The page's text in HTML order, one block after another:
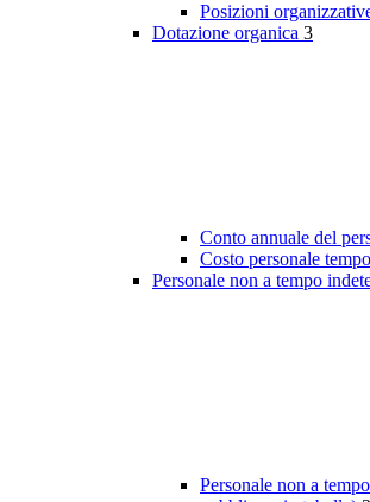
Posizioni
Dotazione organica 3
Conto annuale del
Costo personale
Personale non a tempo
Personale non a